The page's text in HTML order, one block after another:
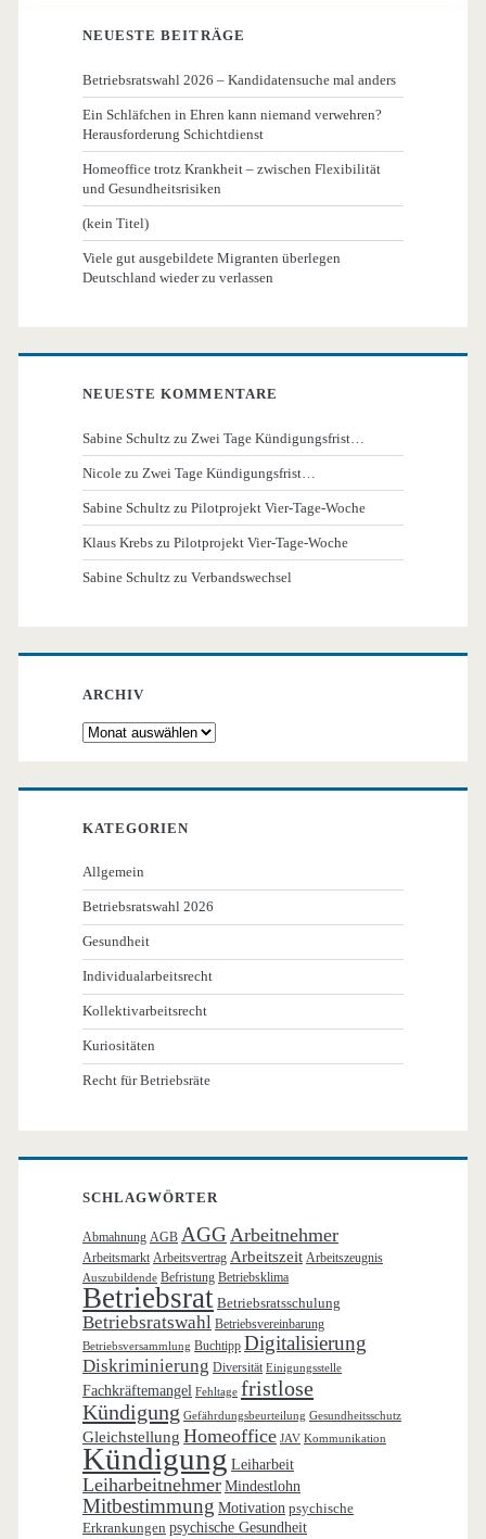
NEUESTE BEITRÄGE
Betriebsratswahl 2026 – Kandidatensuche mal anders
Ein Schläfchen in Ehren kann niemand verwehren?
Herausforderung Schichtdienst
Homeoffice trotz Krankheit – zwischen Flexibilität
und Gesundheitsrisiken
(kein Titel)
Viele gut ausgebildete Migranten überlegen
Deutschland wieder zu verlassen
NEUESTE KOMMENTARE
Sabine Schultz zu Zwei Tage Kündigungsfrist…
Nicole zu Zwei Tage Kündigungsfrist…
Sabine Schultz zuPilotprojekt Vier-Tage-Woche
Klaus Krebs zuPilotprojekt Vier-Tage-Woche
Sabine Schultz zuVerbandswechsel
ARCHIV
Archiv
KATEGORIEN
Allgemein
Betriebsratswahl 2026
Gesundheit
Individualarbeitsrecht
Kollektivarbeitsrecht
Kuriositäten
Recht für Betriebsräte
SCHLAGWÖRTER
Abmahnung AGB AGG Arbeitnehmer
Arbeitsmarkt Arbeitsvertrag Arbeitszeit Arbeitszeugnis
Auszubildende Befristung Betriebsklima
Betriebsrat Betriebsratsschulung
Betriebsratswahl Betriebsvereinbarung
Betriebsversammlung Buchtipp Digitalisierung
Diskriminierung Diversität Einigungsstelle
Fachkräftemangel Fehltage fristlose
Kündigung Gefährdungsbeurteilung Gesundheitsschutz
Gleichstellung Homeoffice JAV Kommunikation
Kündigung Leiharbeit
Leiharbeitnehmer Mindestlohn
Mitbestimmung Motivation psychische
Erkrankungen psychische Gesundheit